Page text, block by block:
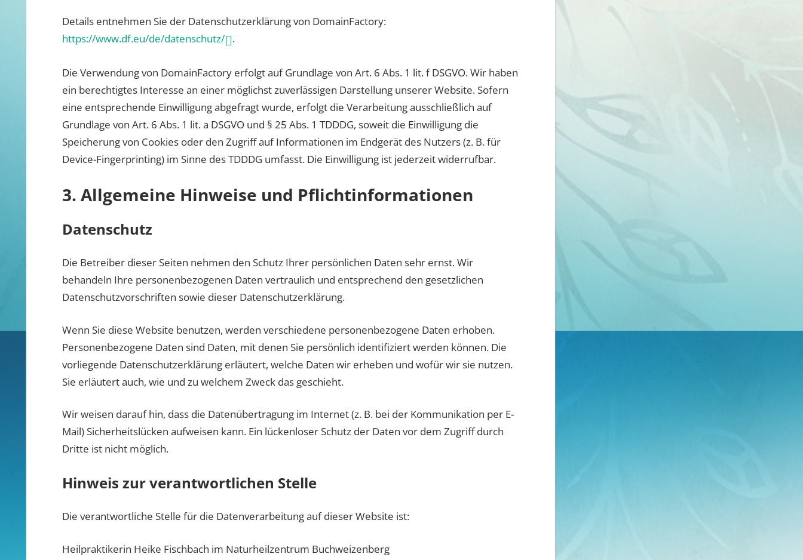
Details entnehmen Sie der Datenschutzerklärung von DomainFactory:
https://www.df.eu/de/datenschutz/
.
Die Verwendung von DomainFactory erfolgt auf Grundlage von Art. 6 Abs. 1 lit. f DSGVO. Wir haben
ein berechtigtes Interesse an einer möglichst zuverlässigen Darstellung unserer Website. Sofern
eine entsprechende Einwilligung abgefragt wurde, erfolgt die Verarbeitung ausschließlich auf
Grundlage von Art. 6 Abs. 1 lit. a DSGVO und § 25 Abs. 1 TDDDG, soweit die Einwilligung die
Speicherung von Cookies oder den Zugriff auf Informationen im Endgerät des Nutzers (z. B. für
Device-Fingerprinting) im Sinne des TDDDG umfasst. Die Einwilligung ist jederzeit widerrufbar.
3. Allgemeine Hinweise und Pflicht­informationen
Datenschutz
Die Betreiber dieser Seiten nehmen den Schutz Ihrer persönlichen Daten sehr ernst. Wir
behandeln Ihre personenbezogenen Daten vertraulich und entsprechend den gesetzlichen
Datenschutzvorschriften sowie dieser Datenschutzerklärung.
Wenn Sie diese Website benutzen, werden verschiedene personenbezogene Daten erhoben.
Personenbezogene Daten sind Daten, mit denen Sie persönlich identifiziert werden können. Die
vorliegende Datenschutzerklärung erläutert, welche Daten wir erheben und wofür wir sie nutzen.
Sie erläutert auch, wie und zu welchem Zweck das geschieht.
Wir weisen darauf hin, dass die Datenübertragung im Internet (z. B. bei der Kommunikation per E-
Mail) Sicherheitslücken aufweisen kann. Ein lückenloser Schutz der Daten vor dem Zugriff durch
Dritte ist nicht möglich.
Hinweis zur verantwortlichen Stelle
Die verantwortliche Stelle für die Datenverarbeitung auf dieser Website ist:
Heilpraktikerin Heike Fischbach im Naturheilzentrum Buchweizenberg